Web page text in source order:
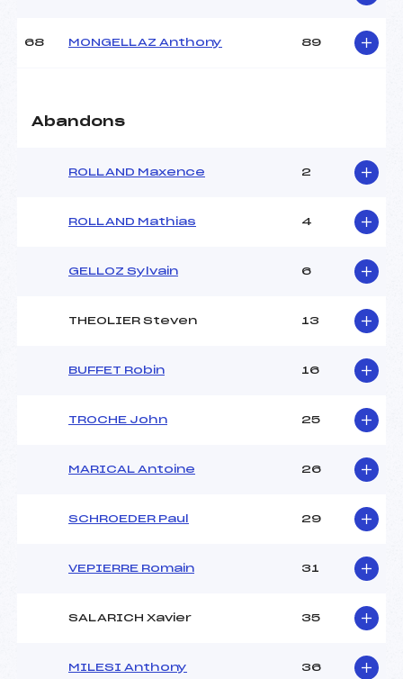
68 MONGELLAZ Anthony 89
Abandons
ROLLAND Maxence 2
ROLLAND Mathias 4
GELLOZ Sylvain 6
THEOLIER Steven 13
BUFFET Robin 16
TROCHE John 25
MARICAL Antoine 26
SCHROEDER Paul 29
VEPIERRE Romain 31
SALARICH Xavier 35
MILESI Anthony 36